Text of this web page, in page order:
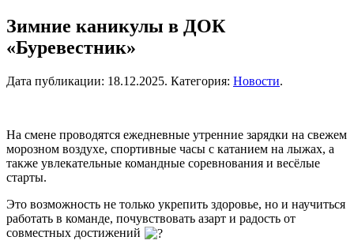
Зимние каникулы в ДОК
«Буревестник»
Дата публикации: 18.12.2025. Категория: Новости.
На смене проводятся ежедневные утренние зарядки на свежем
морозном воздухе, спортивные часы с катанием на лыжах, а
также увлекательные командные соревнования и весёлые
старты.
Это возможность не только укрепить здоровье, но и научиться
работать в команде, почувствовать азарт и радость от
совместных достижений